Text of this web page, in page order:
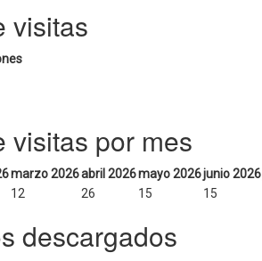
visitas
visitas por mes
marzo 2026abril 2026mayo 2026junio 2026
12 26 15 15
descargados